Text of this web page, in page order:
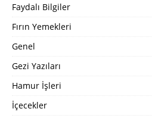
Faydalı Bilgiler
Fırın Yemekleri
Genel
Gezi Yazıları
Hamur İşleri
İçecekler